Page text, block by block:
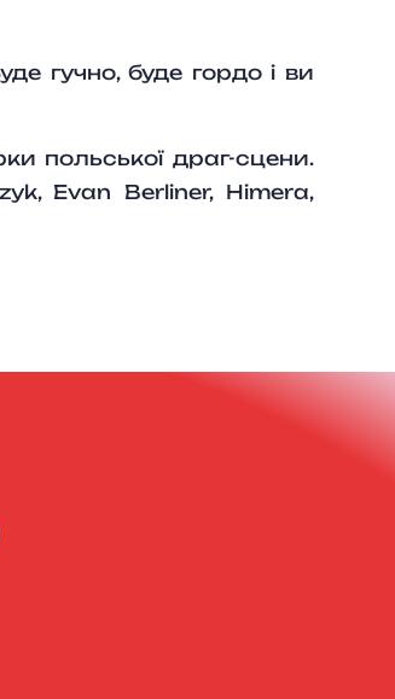
гучно, буде гордо і ви
польської драг-сцени.
Evan Berliner, Himera,